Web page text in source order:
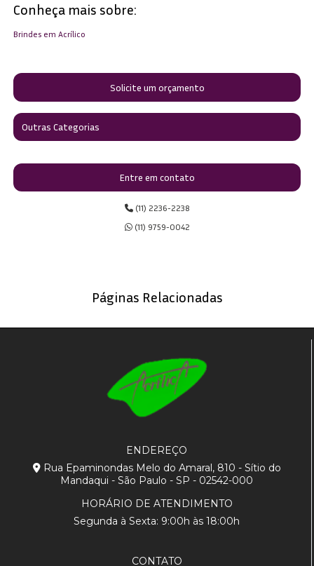
Conheça mais sobre:
Brindes em Acrílico
Solicite um orçamento
Outras Categorias
Entre em contato
(11) 2236-2238
(11) 9759-0042
Páginas Relacionadas
ENDEREÇO
Rua Epaminondas Melo do Amaral, 810 - Sítio do
Mandaqui - São Paulo - SP - 02542-000
HORÁRIO DE ATENDIMENTO
Segunda à Sexta: 9:00h às 18:00h
CONTATO